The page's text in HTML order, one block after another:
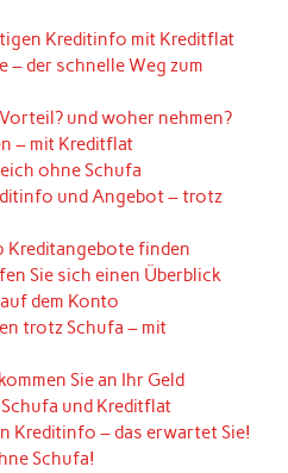
Kreditinfo mit Kreditflat
– der schnelle Weg zum
und woher nehmen?
– mit Kreditflat
ohne Schufa
und Angebot – trotz
Kreditangebote finden
Sie sich einen Überblick
dem Konto
trotz Schufa – mit
Sie an Ihr Geld
und Kreditflat
Kreditinfo – das erwartet Sie!
Schufa!